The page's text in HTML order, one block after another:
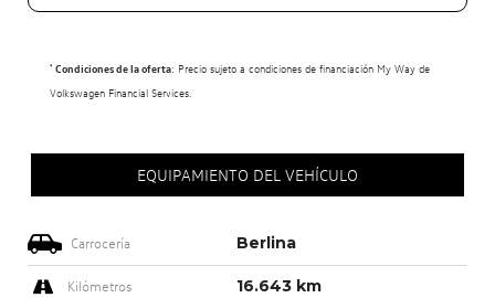
¹ Condiciones de la oferta: Precio sujeto a condiciones de financiación My Way de
Volkswagen Financial Services.
EQUIPAMIENTO DEL VEHÍCULO
Carrocería Berlina
Kilómetros 16.643 km